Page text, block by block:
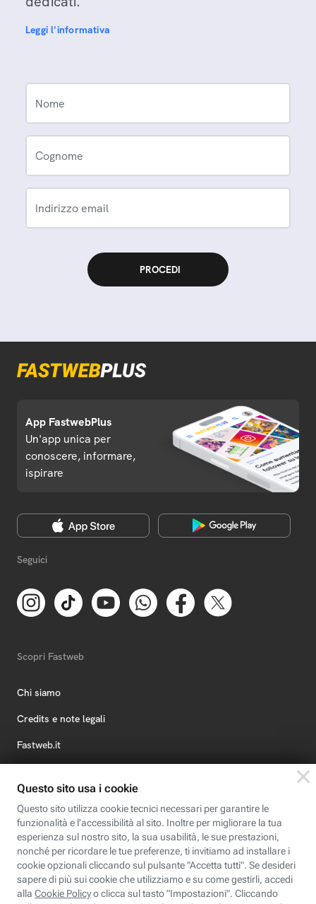
Leggi l'informativa
Nome
Cognome
Indirizzo email
App FastwebPlus
Un'app unica per
conoscere, informare,
ispirare
Seguici
Scopri Fastweb
Chi siamo
Credits e note legali
Fastweb.it
Fastweb Digital Academy
STEP FuturAbility District